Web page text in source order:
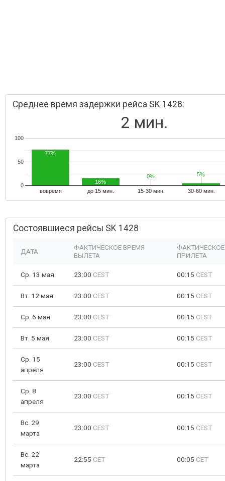
Среднее время задержки рейса SK 1428:
2 мин.
вовремя до 15 мин. 15-30 мин. 30-60 мин.
0
50
100
77%
16%
0%
0% 5%
5%
Состоявшиеся рейсы SK 1428
ДАТА
ФАКТИЧЕСКОЕ ВРЕМЯ
ВЫЛЕТА
ПРИЛЕТА
Ср. 13 мая 23:00 CEST 00:15 CEST
Вт. 12 мая 23:00 CEST 00:15 CEST
Ср. 6 мая 23:00 CEST 00:15 CEST
Вт. 5 мая 23:00 CEST 00:15 CEST
Ср. 15
апреля
23:00 CEST 00:15 CEST
Ср. 8
апреля
23:00 CEST 00:15 CEST
Вс. 29
марта
23:00 CEST 00:15 CEST
Вс. 22
марта
22:55 CET 00:05 CET